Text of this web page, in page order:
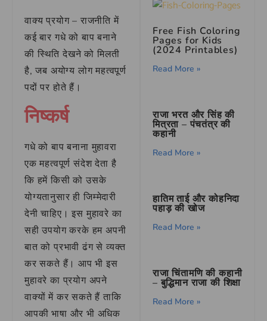
वाक्य प्रयोग – राजनीति में
कई बार गधे को बाप बनाने
की स्थिति देखने को मिलती
है, जब अयोग्य लोग महत्वपूर्ण
पदों पर होते हैं।
निष्कर्ष
गधे को बाप बनाना मुहावरा
एक महत्वपूर्ण संदेश देता है
कि हमें किसी को उसके
योग्यतानुसार ही जिम्मेदारी
देनी चाहिए। इस मुहावरे का
सही उपयोग करके हम अपनी
बात को प्रभावी ढंग से व्यक्त
कर सकते हैं। आप भी इस
मुहावरे का प्रयोग अपने
वाक्यों में कर सकते हैं ताकि
आपकी भाषा और भी अधिक
Free Fish Coloring
Pages for Kids
(2024 Printables)
Read More »
राजा भरत और सिंह की
मित्रता – पंचतंत्र की
कहानी
Read More »
हातिम ताई और कोहनिदा
पहाड़ की खोज
Read More »
राजा चिंतामणि की कहानी
– बुद्धिमान राजा की शिक्षा
Read More »